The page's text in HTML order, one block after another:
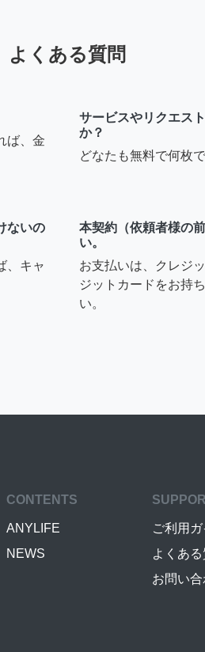
よくある質問
ば、金
サービスやリクエス
か？
どなたも無料で何枚
ないの
、キャ
本契約（依頼者様の
い。
お支払いは、クレジ
ジットカードをお持
い。
CONTENTS
ANYLIFE
NEWS
ご利用ガ
よくある
お問い